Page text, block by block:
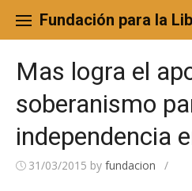
content
Fundación para la
Mas logra el
soberanismo
independencia
31/03/2015 by fundacion /